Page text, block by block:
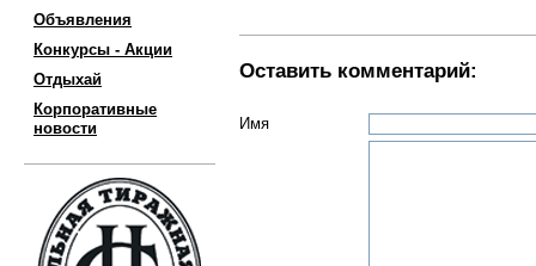
Объявления
Конкурсы - Акции
Отдыхай
Корпоративные
новости
Оставить комментарий:
Имя